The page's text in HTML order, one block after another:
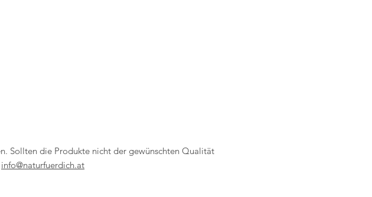
Sollten die Produkte nicht der gewünschten Qualität
info@naturfuerdich.at